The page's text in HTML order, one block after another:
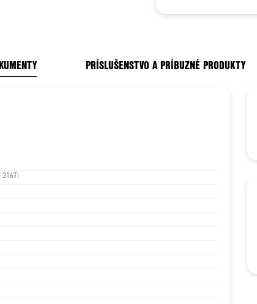
PRÍSLUŠENSTVO A PRÍBUZNÉ PRODUKTY
316Ti